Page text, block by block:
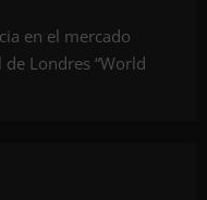
en el mercado
Londres “World